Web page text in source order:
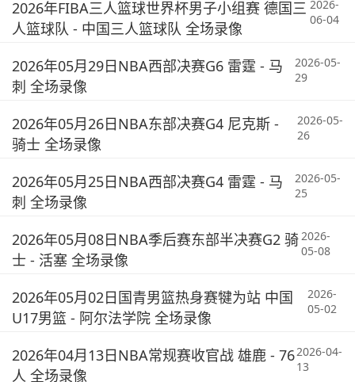
2026年FIBA三人篮球世界杯男子小组赛 德国三
人篮球队 - 中国三人篮球队 全场录像
2026-
06-04
2026年05月29日NBA西部决赛G6 雷霆 - 马
刺 全场录像
2026-05-
29
2026年05月26日NBA东部决赛G4 尼克斯 -
骑士 全场录像
2026-05-
26
2026年05月25日NBA西部决赛G4 雷霆 - 马
刺 全场录像
2026-05-
25
2026年05月08日NBA季后赛东部半决赛G2 骑
士 - 活塞 全场录像
2026-
05-08
2026年05月02日国青男篮热身赛犍为站 中国
U17男篮 - 阿尔法学院 全场录像
2026-
05-02
2026年04月13日NBA常规赛收官战 雄鹿 - 76
人 全场录像
2026-04-
13